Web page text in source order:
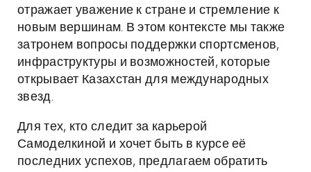
отражает уважение к стране и стремление к
новым вершинам. В этом контексте мы также
затронем вопросы поддержки спортсменов,
инфраструктуры и возможностей, которые
открывает Казахстан для международных
звезд.
Для тех, кто следит за карьерой
Самоделкиной и хочет быть в курсе её
последних успехов, предлагаем обратить